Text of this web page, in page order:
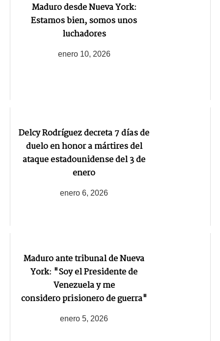
Maduro desde Nueva York:
Estamos bien, somos unos
luchadores
enero 10, 2026
Delcy Rodríguez decreta 7 días de
duelo en honor a mártires del
ataque estadounidense del 3 de
enero
enero 6, 2026
Maduro ante tribunal de Nueva
York: "Soy el Presidente de
Venezuela y me
considero prisionero de guerra"
enero 5, 2026